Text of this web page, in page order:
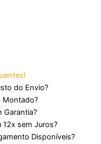
do Envio?
Montado?
Garantia?
sem Juros?
Disponíveis?